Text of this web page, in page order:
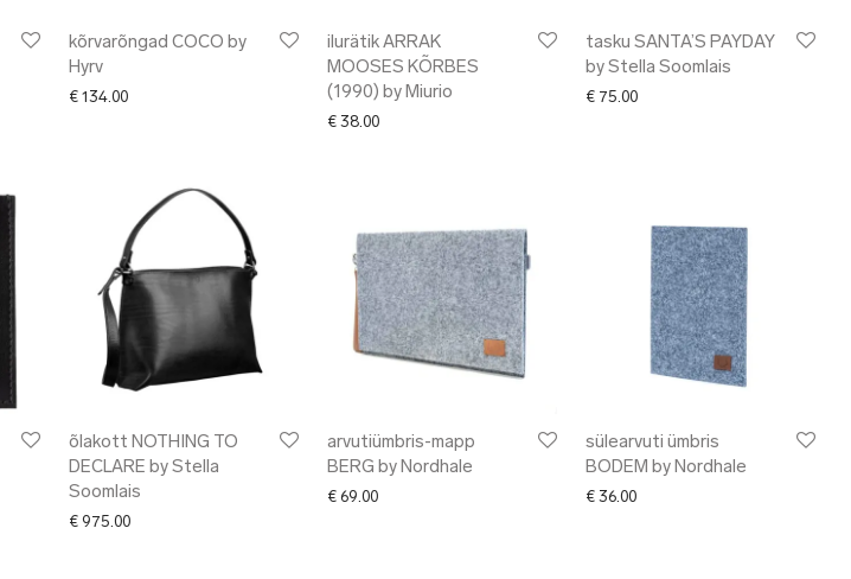
kõrvarõngad COCO by
Hyrv
€ 134.00
ilurätik ARRAK
MOOSES KÕRBES
(1990) by Miurio
€ 38.00
tasku SANTA’S PAYDAY
by Stella Soomlais
€ 75.00
õlakott NOTHING TO
DECLARE by Stella
Soomlais
€ 975.00
arvutiümbris-mapp
BERG by Nordhale
€ 69.00
sülearvuti ümbris
BODEM by Nordhale
€ 36.00